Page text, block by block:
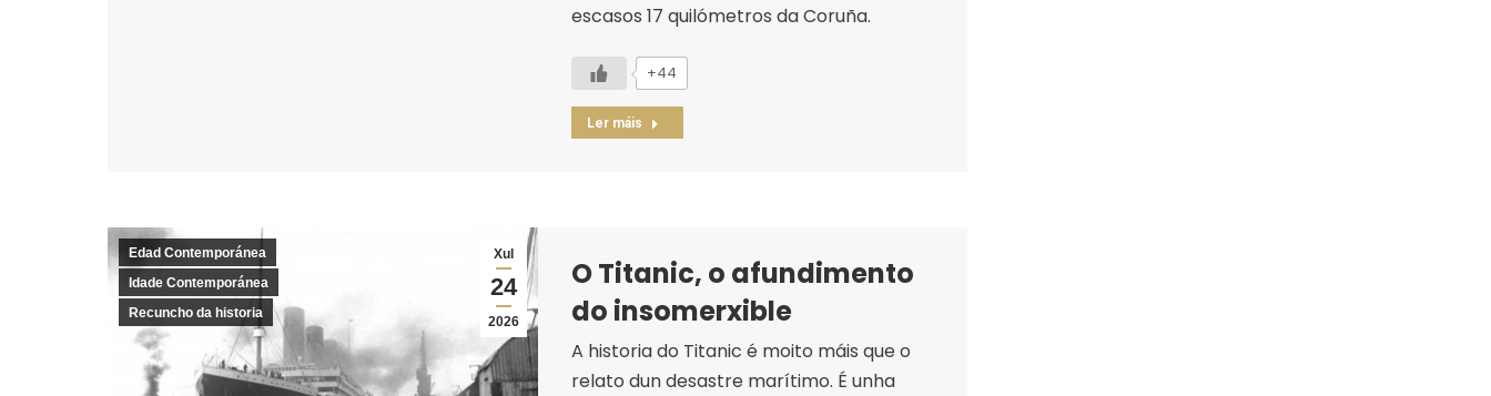
escasos 17 quilómetros da Coruña.
+44
Ler máis
Xul
24
2026
Edad Contemporánea
Idade Contemporánea
Recuncho da historia
O Titanic, o afundimento
do insomerxible
A historia do Titanic é moito máis que o
relato dun desastre marítimo. É unha